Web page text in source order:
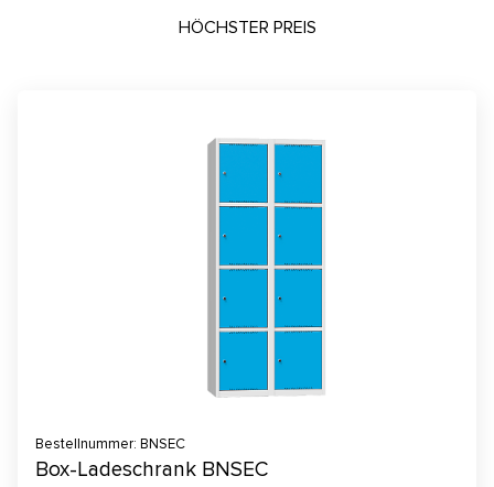
HÖCHSTER PREIS
Bestellnummer: BNSEC
Box-Ladeschrank BNSEC